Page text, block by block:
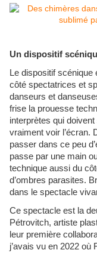
Un dispositif
Le dispositif
côté spectatrices et
danseurs et
frise la prouesse
interprètes qui
vraiment voir l’écran.
passer dans ce peu
passe par une main
technique aussi du
d’ombres parasites.
dans le spectacle
Ce spectacle est la
Pétrovitch, artiste
leur première
j’avais vu en 2022